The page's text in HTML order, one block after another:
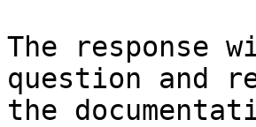
The response
question and
the